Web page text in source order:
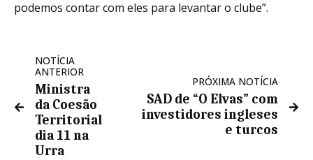
podemos contar com eles para levantar o clube”.
NOTÍCIA
ANTERIOR
Ministra
da Coesão
Territorial
dia 11 na
Urra
PRÓXIMA NOTÍCIA
SAD de “O Elvas” com
investidores ingleses
e turcos